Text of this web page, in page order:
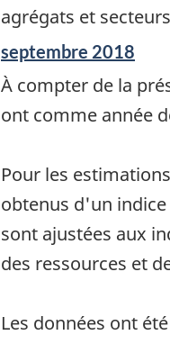
agrégats et
Période
de
référence
de
septembre 2018
À compter de la
ont comme année
Pour les
obtenus d'un
sont ajustées aux
des ressources et
Les données ont